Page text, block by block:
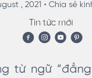
, 2021 • Chia sẻ
Tin tức mới
từ ngữ